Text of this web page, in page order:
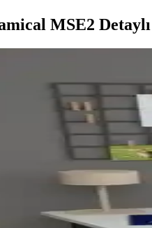
MSE2 Detaylı